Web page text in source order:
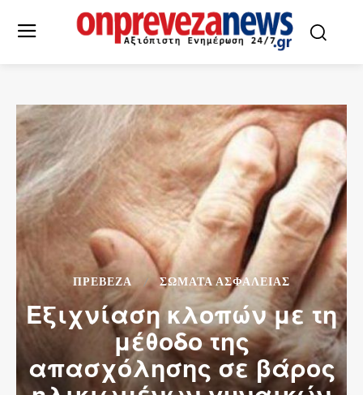
ΠΡΕΒΕΖΑ ΣΩΜΑΤΑ ΑΣΦΑΛΕΙΑΣ
Εξιχνίαση κλοπών με τη
μέθοδο της
απασχόλησης σε βάρος